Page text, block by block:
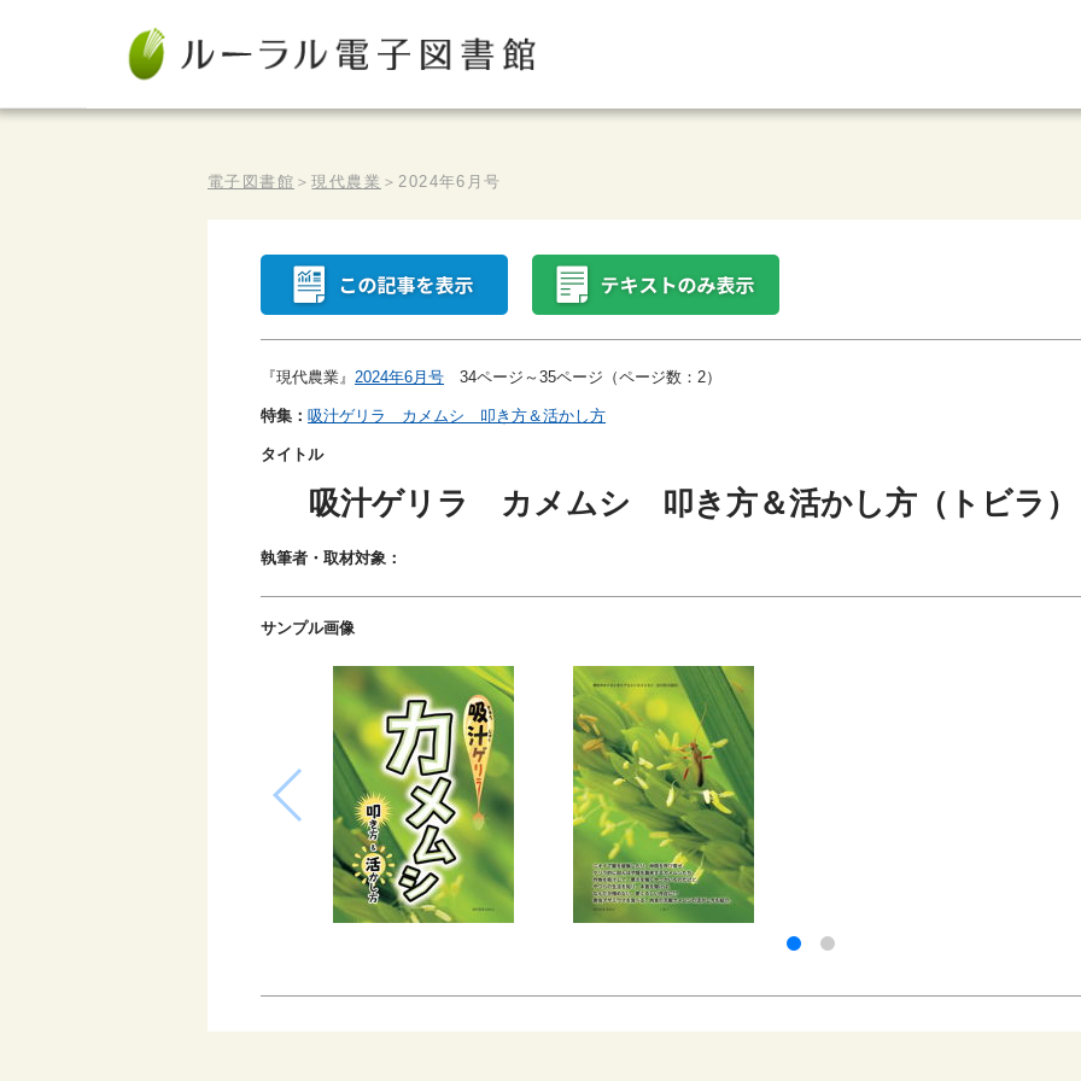
電子図書館 ＞現代農業 ＞2024年6月号
『現代農業』 2024年6月号 34ページ～35ページ（ページ数：2）
特集： 吸汁ゲリラ カメムシ 叩き方＆活かし方
タイトル
吸汁ゲリラ カメムシ 叩き方＆活かし方（トビラ）
執筆者・取材対象：
サンプル画像